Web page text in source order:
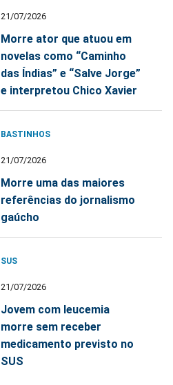
21/07/2026
Morre ator que atuou em
novelas como “Caminho
das Índias” e “Salve Jorge”
e interpretou Chico Xavier
BASTINHOS
21/07/2026
Morre uma das maiores
referências do jornalismo
gaúcho
SUS
21/07/2026
Jovem com leucemia
morre sem receber
medicamento previsto no
SUS